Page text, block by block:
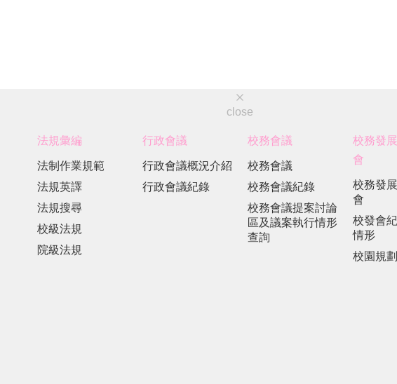
close
法規彙編
法制作業規範
法規英譯
法規搜尋
校級法規
院級法規
行政會議
行政會議概況介紹
行政會議紀錄
校務會議
校務會議
校務會議紀錄
校務會議提案討論
區及議案執行情形
查詢
校務發
會
校務發
會
校發會
情形
校園規